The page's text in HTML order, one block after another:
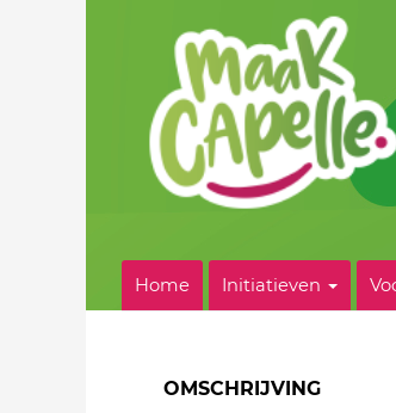
Home Initiatieven
OMSCHRIJVING